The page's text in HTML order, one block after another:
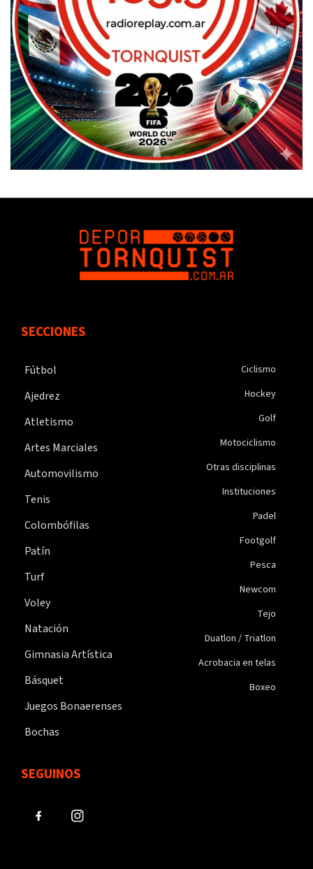
SECCIONES
Fútbol
Ajedrez
Atletismo
Artes Marciales
Automovilismo
Tenis
Colombófilas
Patín
Turf
Voley
Natación
Gimnasia Artística
Básquet
Juegos Bonaerenses
Bochas
Ciclismo
Hockey
Golf
Motociclismo
Otras disciplinas
Instituciones
Padel
Footgolf
Pesca
Newcom
Tejo
Duatlon / Triatlon
Acrobacia en telas
Boxeo
SEGUINOS